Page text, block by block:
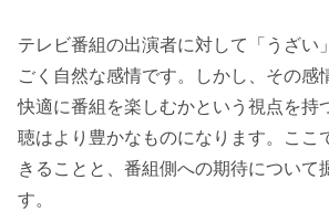
テレビ番組の出演者に対して「うざい
ごく自然な感情です。しかし、その感
快適に番組を楽しむかという視点を持
聴はより豊かなものになります。ここ
きることと、番組側への期待について
す。